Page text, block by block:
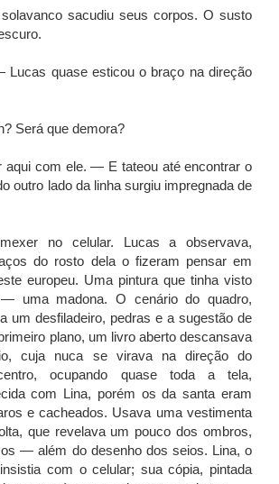
sacudiu seus corpos. O susto
quase esticou o braço na direção
Será que demora?
com ele. — E tateou até encontrar o
outro lado da linha surgiu impregnada de
no celular. Lucas a observava,
do rosto dela o fizeram pensar em
europeu. Uma pintura que tinha visto
uma madona. O cenário do quadro,
um desfiladeiro, pedras e a sugestão de
plano, um livro aberto descansava
cuja nuca se virava na direção do
ocupando quase toda a tela,
com Lina, porém os da santa eram
e cacheados. Usava uma vestimenta
que revelava um pouco dos ombros,
— além do desenho dos seios. Lina, o
com o celular; sua cópia, pintada